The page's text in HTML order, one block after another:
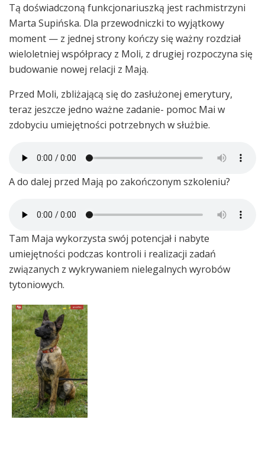
Tą doświadczoną funkcjonariuszką jest rachmistrzyni
Marta Supińska. Dla przewodniczki to wyjątkowy
moment — z jednej strony kończy się ważny rozdział
wieloletniej współpracy z Moli, z drugiej rozpoczyna się
budowanie nowej relacji z Mają.
Przed Moli, zbliżającą się do zasłużonej emerytury,
teraz jeszcze jedno ważne zadanie- pomoc Mai w
zdobyciu umiejętności potrzebnych w służbie.
A do dalej przed Mają po zakończonym szkoleniu?
Tam Maja wykorzysta swój potencjał i nabyte
umiejętności podczas kontroli i realizacji zadań
związanych z wykrywaniem nielegalnych wyrobów
tytoniowych.